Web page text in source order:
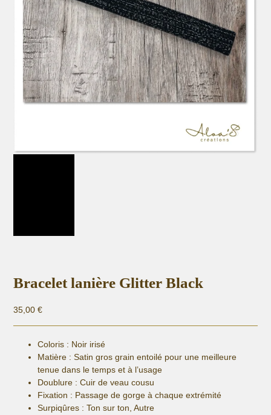
Bracelet lanière Glitter Black
35,00€
Coloris : Noir irisé
Matière : Satin gros grain entoilé pour une meilleure
tenue dans le temps et à l’usage
Doublure : Cuir de veau cousu
Fixation : Passage de gorge à chaque extrémité
Surpiqûres : Ton sur ton, Autre